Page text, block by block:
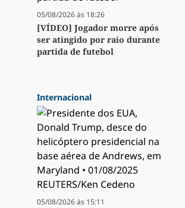
05/08/2026 às 18:26
[VÍDEO] Jogador morre após
ser atingido por raio durante
partida de futebol
Internacional
05/08/2026 às 15:11